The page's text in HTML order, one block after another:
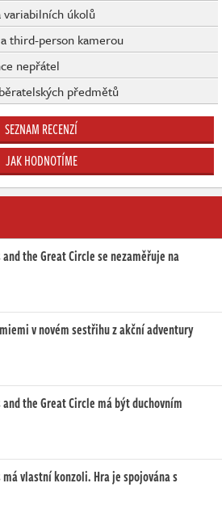
variabilních úkolů
third-person kamerou
nepřátel
předmětů
SEZNAM RECENZÍ
JAK HODNOTÍME
the Great Circle se nezaměřuje na
v novém sestřihu z akční adventury
the Great Circle má být duchovním
má vlastní konzoli. Hra je spojována s